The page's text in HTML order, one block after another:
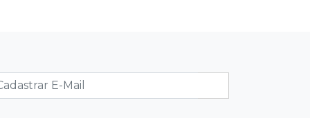
"figurão" do tráfico de cocaína